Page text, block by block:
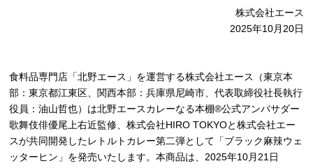
株式会社エース
2025年10月20日
食料品専門店「北野エース」を運営する株式会社エース（東京本
部：東京都江東区、関西本部：兵庫県尼崎市、代表取締役社長執行
役員：油山哲也）は北野エースカレーなる本棚®公式アンバサダー
歌舞伎俳優尾上右近監修、株式会社HIRO TOKYOと株式会社エー
スが共同開発したレトルトカレー第二弾として「ブラック麻辣ウェ
ッターヒン」を発売いたします。本商品は、2025年10月21日